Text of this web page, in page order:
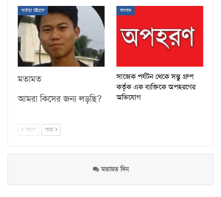
পার্বত্য চট্টগ্রাম
মতামত
আমরা কিসের জন্য লড়ছি?
অপরাধ
সাজেক পর্যটন থেকে সন্তু গ্রুপ
কর্তৃক এক ব্যক্তিকে অপহরণের
অভিযোগ
আগে পরে
মতামত দিন